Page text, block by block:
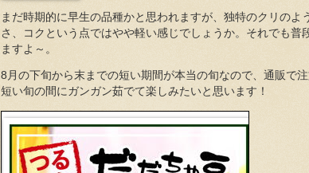
まだ時期的に早生の品種かと思われますが、独特のクリのよ
さ、コクという点ではやや軽い感じでしょうか。それでも普
ますよ～。
8月の下旬から末までの短い期間が本当の旬なので、通販で
短い旬の間にガンガン茹でて楽しみたいと思います！